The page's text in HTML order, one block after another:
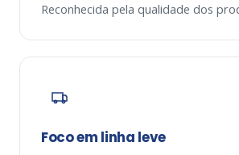
Reconhecida pela qualidade dos
Foco em linha leve